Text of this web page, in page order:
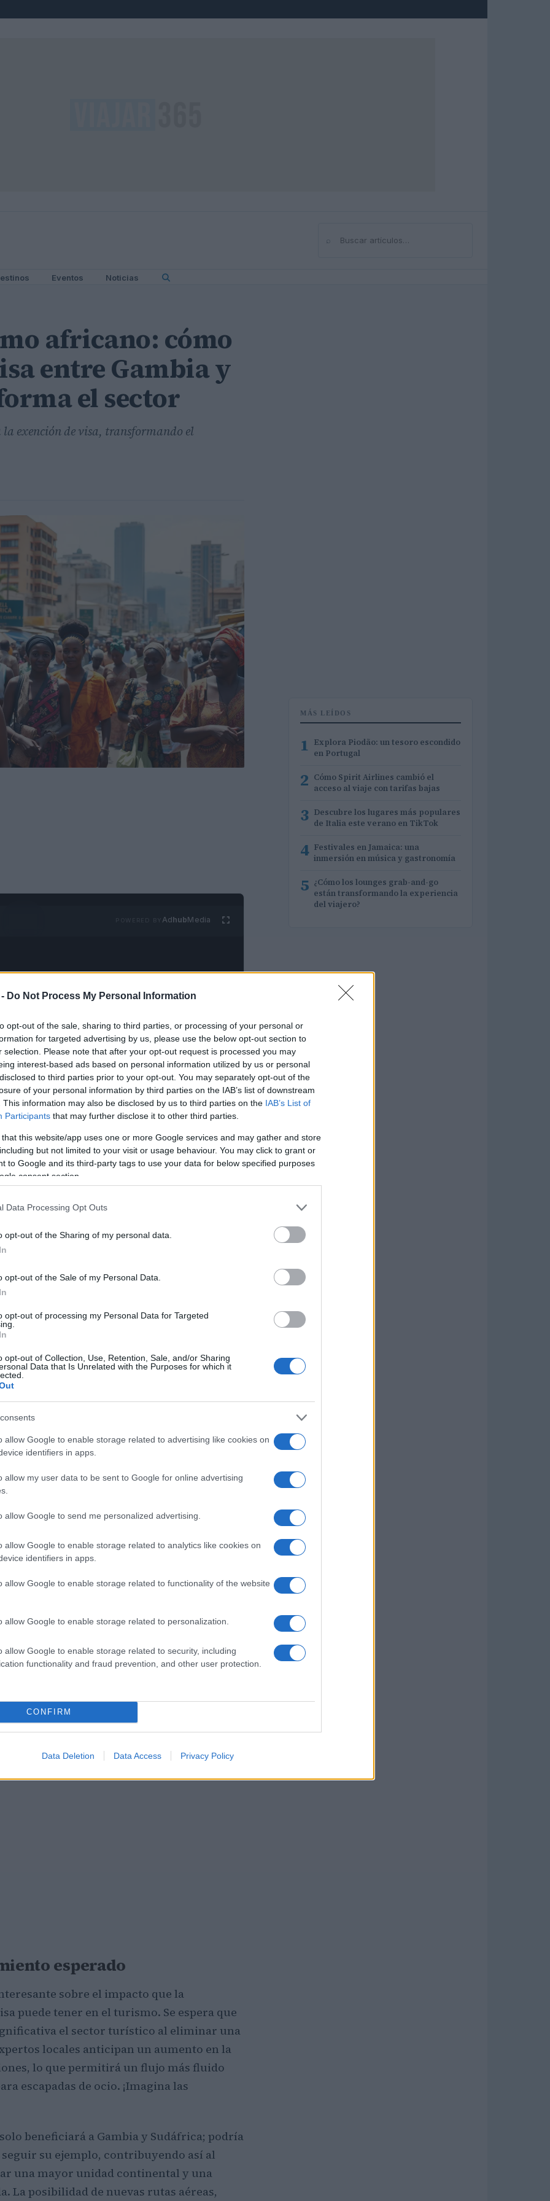
Do Not Process My Personal Information
opt-out of the sale, sharing to third parties, or processing of your personal or
for targeted advertising by us, please use the below opt-out section to
selection. Please note that after your opt-out request is processed you may
interest-based ads based on personal information utilized by us or personal
to third parties prior to your opt-out. You may separately opt-out of the
of your personal information by third parties on the IAB’s list of downstream
This information may also be disclosed by us to third parties on the IAB’s List of
Participants that may further disclose it to other third parties.
that this website/app uses one or more Google services and may gather and store
but not limited to your visit or usage behaviour. You may click to grant or
to Google and its third-party tags to use your data for below specified purposes
consent section.
Data Processing Opt Outs
opt-out of the Sharing of my personal data.
opt-out of the Sale of my Personal Data.
opt-out of processing my Personal Data for Targeted
opt-out of Collection, Use, Retention, Sale, and/or Sharing
Data that Is Unrelated with the Purposes for which it
allow Google to enable storage related to advertising like cookies on
identifiers in apps.
allow my user data to be sent to Google for online advertising
allow Google to send me personalized advertising.
allow Google to enable storage related to analytics like cookies on
identifiers in apps.
allow Google to enable storage related to functionality of the website
allow Google to enable storage related to personalization.
allow Google to enable storage related to security, including
functionality and fraud prevention, and other user protection.
CONFIRM
Data Deletion Data Access Privacy Policy
⌕Buscar
Eventos Noticias
africano: cómo
entre Gambia y
el sector
exención de visa, transformando el
AdhubMedia
viajar entre países sea tan fácil como
dando pasos firmes hacia un acuerdo de
transformar la movilidad y la
esfuerzo no solo busca fomentar el
representa un símbolo de cooperación
para la industria del
el turismo africano
de alto nivel entre el
el Hon. Sering Modou Njie, y su
Lamola, durante TICAD 9 en Tokio. Ambos
de un Acuerdo de Exención Mutua de
el compromiso sólido de ambos
sus pueblos y negocios.
queda ahí; también se está ampliando la
institucional. Al fomentar asociaciones y
buscan construir instituciones
para enfrentar los desafíos globales y
pensar en cómo esto podría
esperado
sobre el impacto que la
puede tener en el turismo. Se espera que
el sector turístico al eliminar una
locales anticipan un aumento en la
lo que permitirá un flujo más fluido
escapadas de ocio. ¡Imagina las
beneficiará a Gambia y Sudáfrica; podría
su ejemplo, contribuyendo así al
una mayor unidad continental y una
La posibilidad de nuevas rutas aéreas,
MÁS LEÍDOS
1 Explora Piodão: un tesoro escondido
en Portugal
2 Cómo Spirit Airlines cambió el
acceso al viaje con tarifas bajas
3 Descubre los lugares más populares
de Italia este verano en TikTok
4 Festivales en Jamaica: una
inmersión en música y gastronomía
5 ¿Cómo los lounges grab-and-go
están transformando la experiencia
del viajero?